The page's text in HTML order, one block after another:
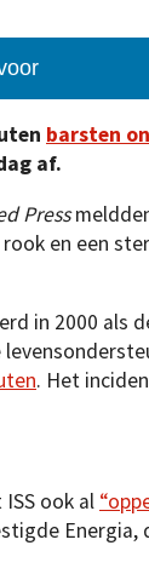
barsten
af.
Press
en een
in 2000 als
. Het
ook al